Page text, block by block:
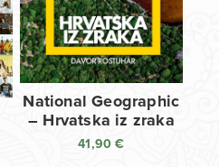
National Geographic
– Hrvatska iz zraka
41,90€